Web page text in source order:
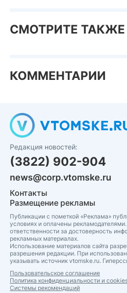
СМОТРИТЕ ТАКЖЕ
КОММЕНТАРИИ
Редакция новостей:
(3822) 902-904
news@corp.vtomske.ru
Контакты
Размещение рекламы
Публикации с пометкой «Реклама»
условиях и оплачены
ответственности за достоверность
рекламных материалах.
Использование материалов сайта
разрешения редакции. При
указывать источник vtomske.ru.
Пользовательское соглашение
Политика конфиденциальности и
Системы рекомендаций